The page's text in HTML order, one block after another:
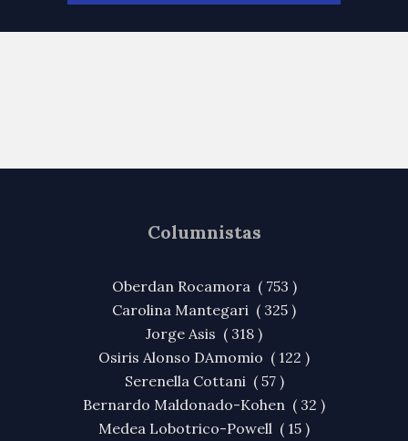
Columnistas
Oberdan Rocamora ( 753 )
Carolina Mantegari ( 325 )
Jorge Asis ( 318 )
Osiris Alonso DAmomio ( 122 )
Serenella Cottani ( 57 )
Bernardo Maldonado-Kohen ( 32 )
Medea Lobotrico-Powell ( 15 )